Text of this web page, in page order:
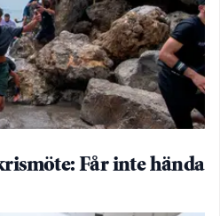
Får inte hända